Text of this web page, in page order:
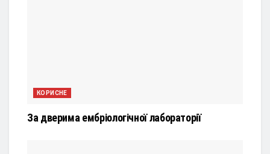
КОРИСНЕ
За дверима ембріологічної лабораторії